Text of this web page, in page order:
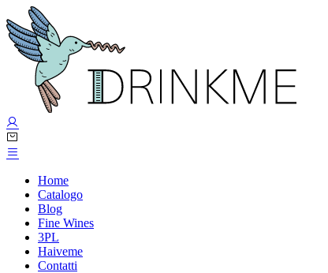
Home
Catalogo
Blog
Fine Wines
3PL
Haiveme
Contatti